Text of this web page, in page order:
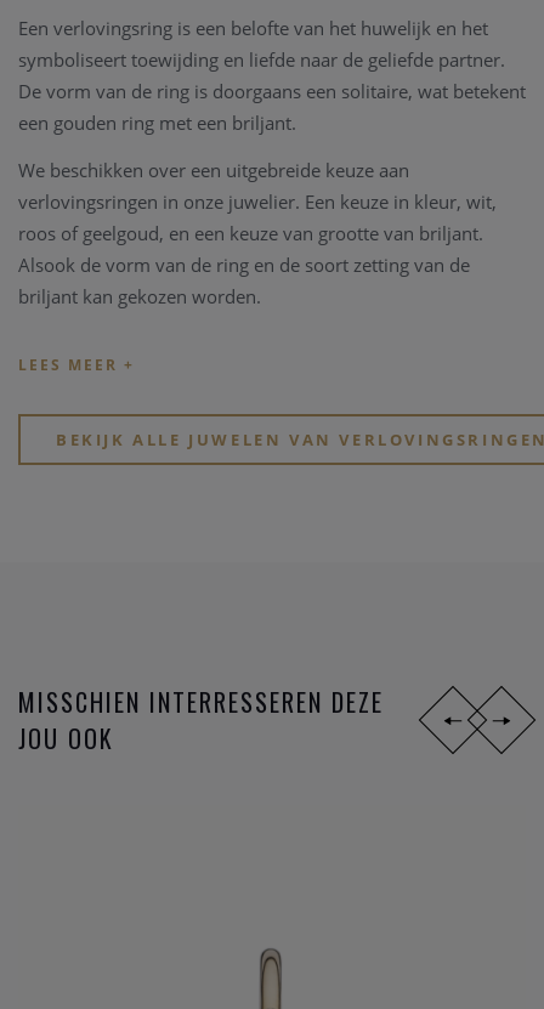
Een verlovingsring is een belofte van het huwelijk en het
symboliseert toewijding en liefde naar de geliefde partner.
De vorm van de ring is doorgaans een solitaire, wat betekent
een gouden ring met een briljant.
We beschikken over een uitgebreide keuze aan
verlovingsringen in onze juwelier. Een keuze in kleur, wit,
roos of geelgoud, en een keuze van grootte van briljant.
Alsook de vorm van de ring en de soort zetting van de
briljant kan gekozen worden.
atelier Clem Vercammen. Heeft u een type verlovingsring in
op basis van deze ingrediënten een schitterende
verlovingsring op maat maken.
BEKIJK ALLE JUWELEN VAN
MISSCHIEN INTERRESSEREN DEZE
JOU OOK